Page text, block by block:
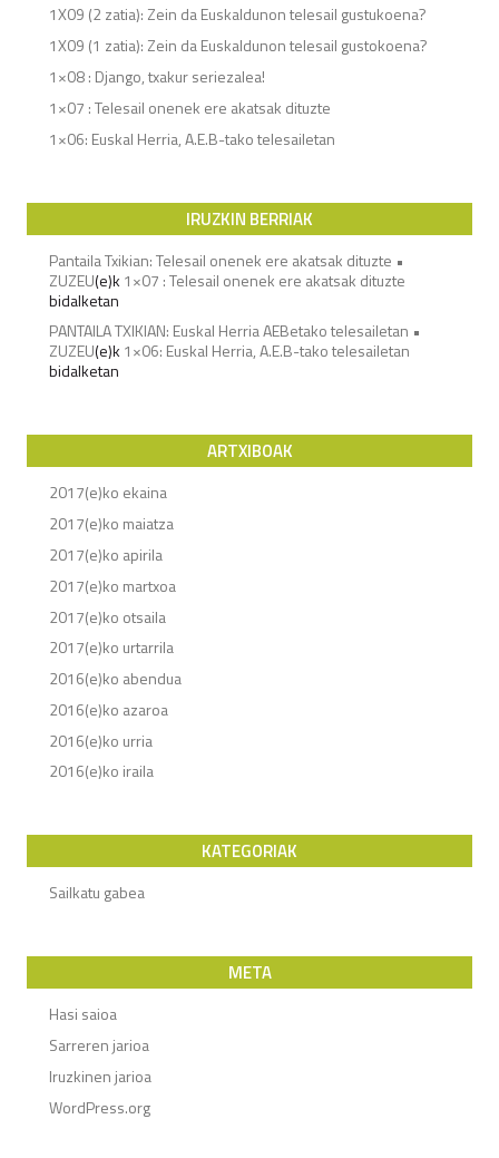
1X09 (2 zatia): Zein da Euskaldunon telesail gustukoena?
1X09 (1 zatia): Zein da Euskaldunon telesail gustokoena?
1×08 : Django, txakur seriezalea!
1×07 : Telesail onenek ere akatsak dituzte
1×06: Euskal Herria, A.E.B-tako telesailetan
IRUZKIN BERRIAK
Pantaila Txikian: Telesail onenek ere akatsak dituzte •
ZUZEU(e)k 1×07 : Telesail onenek ere akatsak dituzte
bidalketan
PANTAILA TXIKIAN: Euskal Herria AEBetako telesailetan •
ZUZEU(e)k 1×06: Euskal Herria, A.E.B-tako telesailetan
bidalketan
ARTXIBOAK
2017(e)ko ekaina
2017(e)ko maiatza
2017(e)ko apirila
2017(e)ko martxoa
2017(e)ko otsaila
2017(e)ko urtarrila
2016(e)ko abendua
2016(e)ko azaroa
2016(e)ko urria
2016(e)ko iraila
KATEGORIAK
Sailkatu gabea
META
Hasi saioa
Sarreren jarioa
Iruzkinen jarioa
WordPress.org